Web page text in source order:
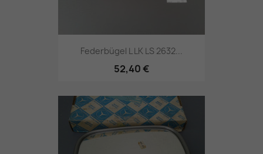
Federbügel L LK LS 2632...
52,40 €